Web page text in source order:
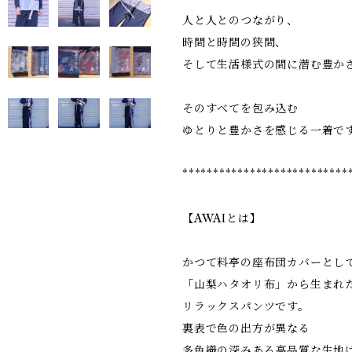
人と人とのつながり、
時間と時間の狭間、
そして生活様式の間に潜む豊か
そのすべてを包み込む
ゆとりと豊かさを感じる一着で
【AWAIとは】
かつて料亭の座布団カバーとし
「山梨ハタオリ布」から生まれ
リラックスパンツです。
裏表で色の出方が異なる